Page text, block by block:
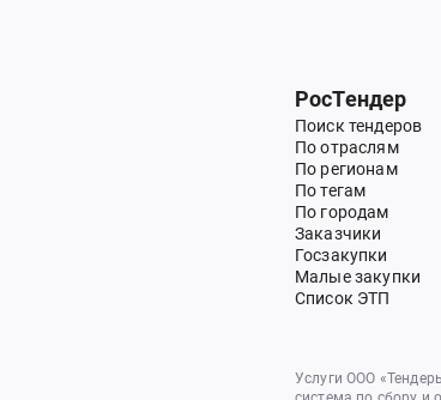
РосТендер
Поиск тендеров
По отраслям
По регионам
По тегам
По городам
Заказчики
Госзакупки
Малые закупки
Список ЭТП
Услуги ООО